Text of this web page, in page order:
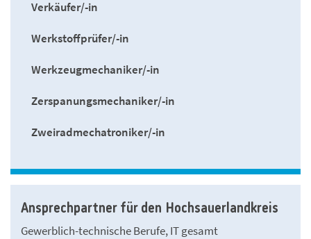
Verkäufer/-in
Werkstoffprüfer/-in
Werkzeugmechaniker/-in
Zerspanungsmechaniker/-in
Zweiradmechatroniker/-in
Ansprechpartner für den Hochsauerlandkreis
Gewerblich-technische Berufe, IT gesamt